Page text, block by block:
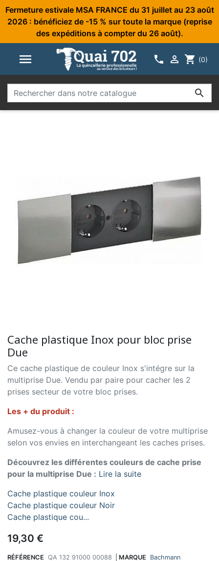
Fermeture estivale MSA FRANCE du 31 juillet au 23 août
2026 : bénéficiez de -15 % sur toute la marque (reprise
des expéditions à compter du 26 août).
   shopping_cart (0)

Cache plastique Inox pour bloc prise
Due
Ce cache plastique de couleur Inox s'intégre sur la
multiprise Due. Vendu par paire pour cacher les 2
prises secteur de votre bloc prises.
Les + du produit :
Amusez-vous à changer la couleur de votre multiprise
selon vos envies en interchangeant les caches prises.
Découvrez les différentes couleurs de cache prise
pour la multiprise Due : Lire la suite
Cache plastique couleur Inox
Cache plastique couleur Noir
Cache plastique cou...
19,30 €
RÉFÉRENCE QA 132 91000 00088 MARQUE Bachmann